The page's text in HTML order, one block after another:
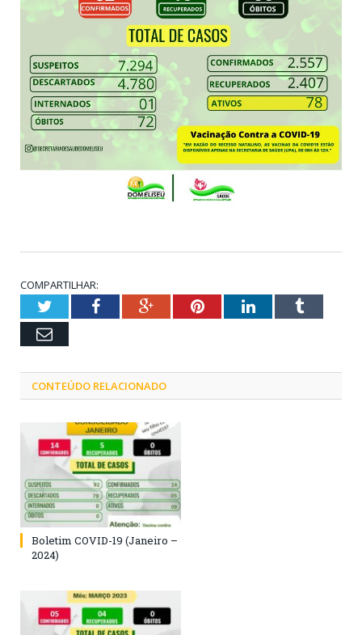
COMPARTILHAR:
TwitterFacebookGoogle+PinterestLinkedInTumblr
Email
CONTEÚDO RELACIONADO
Boletim COVID-19 (Janeiro –
2024)